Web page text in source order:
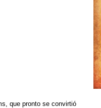
que pronto se convirtió